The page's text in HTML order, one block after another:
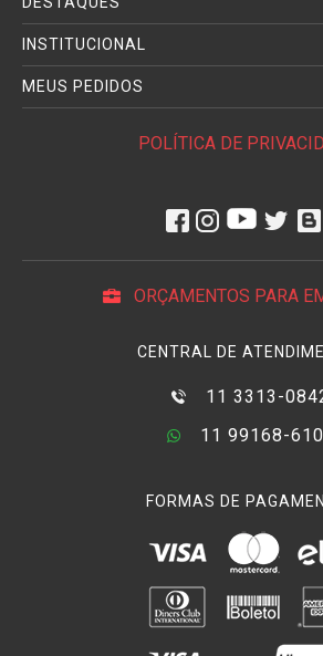
INSTITUCIONAL
MEUS PEDIDOS
POLÍTICA DE
ORÇAMENTOS PARA
CENTRAL DE
11 3313-
11 99168-
FORMAS DE